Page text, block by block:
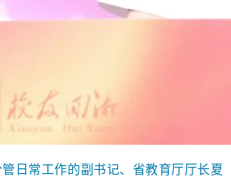
日常工作的副书记、省教育厅厅长夏